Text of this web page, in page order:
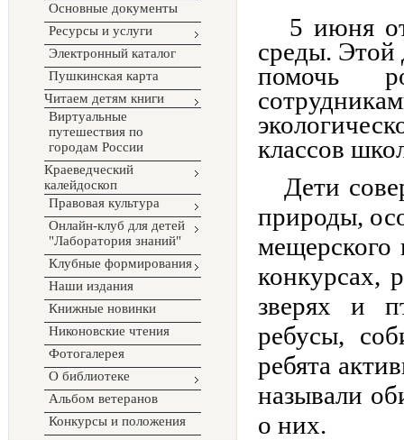
Основные документы
Ресурсы и услуги
Электронный каталог
Пушкинская карта
Читаем детям книги
Виртуальные
путешествия по
городам России
Краеведческий
калейдоскоп
Правовая культура
Онлайн-клуб для детей
"Лаборатория знаний"
Клубные формирования
Наши издания
Книжные новинки
Никоновские чтения
Фотогалерея
О библиотеке
Альбом ветеранов
Конкурсы и положения
5 июня
среды.
помочь
классов
Дети
природы,
мещерского
конкурсах,
зверях и
ребусы,
ребята
называли
о них.